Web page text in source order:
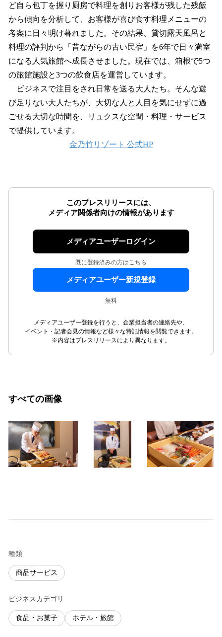
ど自ら包丁を握り厨房で料理を創りお客様が残した残飯
から傾向を分析して、お客様が喜び食す料理メニューの
考案に日々明け暮れました。その結果、貸切露天風呂と
料理の評判から「昔ながらの古い民宿」を6年で日々満室
になる人気旅館へ成長させました。現在では、箱根で5つ
の旅館施設と3つの飲食店を運営しています。
ビジネスで注目をされ日常を送る大人たち。そんな遊
び足りない大人たちが、大切な人と人目を気にせずに過
ごせる大切な時間を、リュクスな空間・料理・サービス
で提供しています。
金乃竹リゾート 公式HP
このプレスリリースには、
メディア関係者向けの情報があります
メディアユーザーログイン
既に登録済みの方はこちら
メディアユーザー新規登録
無料
メディアユーザー登録を行うと、企業担当者の連絡先や、
イベント・記者会見の情報など様々な特記情報を閲覧できます。
※内容はプレスリリースにより異なります。
すべての画像
種類
商品サービス
ビジネスカテゴリ
食品・お菓子 ホテル・旅館